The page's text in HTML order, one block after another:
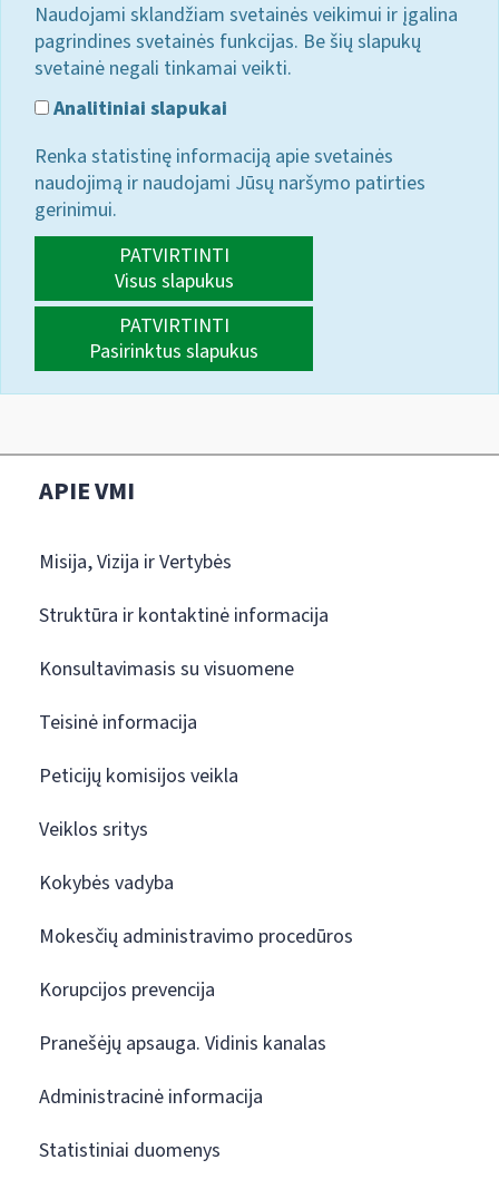
Naudojami sklandžiam svetainės veikimui ir įgalina
pagrindines svetainės funkcijas. Be šių slapukų
svetainė negali tinkamai veikti.
Analitiniai slapukai
Renka statistinę informaciją apie svetainės
naudojimą ir naudojami Jūsų naršymo patirties
gerinimui.
PATVIRTINTI
Visus slapukus
PATVIRTINTI
Pasirinktus slapukus
APIE VMI
Misija, Vizija ir Vertybės
Struktūra ir kontaktinė informacija
Konsultavimasis su visuomene
Teisinė informacija
Peticijų komisijos veikla
Veiklos sritys
Kokybės vadyba
Mokesčių administravimo procedūros
Korupcijos prevencija
Pranešėjų apsauga. Vidinis kanalas
Administracinė informacija
Statistiniai duomenys